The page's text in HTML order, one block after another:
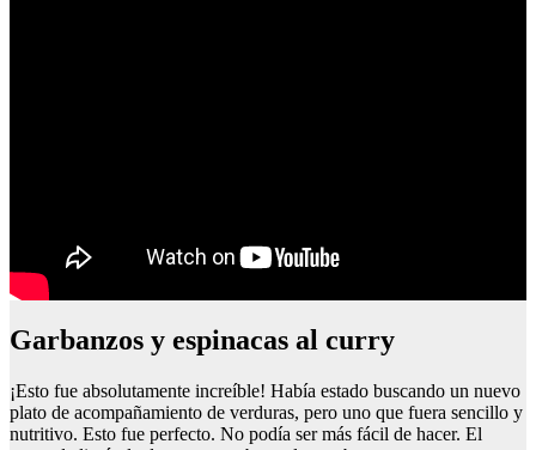
Garbanzos y espinacas al curry
¡Esto fue absolutamente increíble! Había estado buscando un nuevo
plato de acompañamiento de verduras, pero uno que fuera sencillo y
nutritivo. Esto fue perfecto. No podía ser más fácil de hacer. El